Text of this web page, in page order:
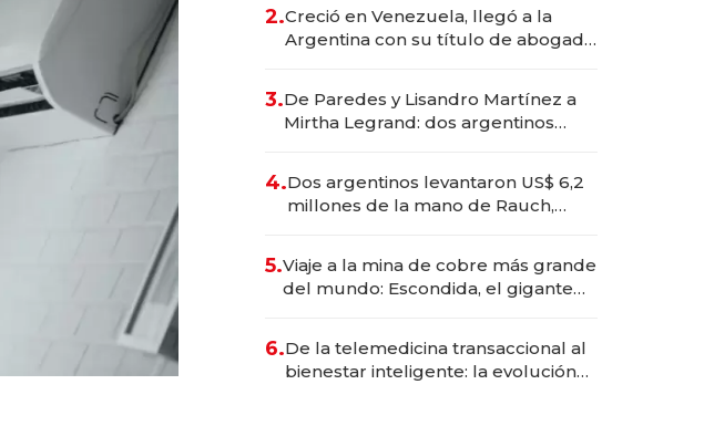
2.Creció en Venezuela, llegó a la
Argentina con su título de abogado
marcas "fast premium"
3.De Paredes y Lisandro Martínez a
Mirtha Legrand: dos argentinos
deportivo y el cuidado corporal
4.Dos argentinos levantaron US$ 6,2
millones de la mano de Rauch,
5.Viaje a la mina de cobre más grande
del mundo: Escondida, el gigante
6.De la telemedicina transaccional al
bienestar inteligente: la evolución